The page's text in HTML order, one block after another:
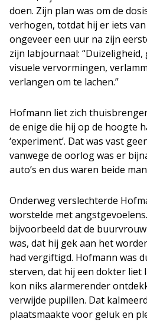
doen. Zijn plan was om de
verhogen, totdat hij er iets
ongeveer een uur na zijn
zijn labjournaal:
visuele vervormingen,
verlangen om te lachen.”
Hofmann liet zich
de enige die hij op de hoogte
‘experiment’. Dat was vast
vanwege de oorlog was er
auto’s en dus waren beide
Onderweg verslechterde
worstelde met
bijvoorbeeld dat de
was, dat hij gek aan het
had vergiftigd. Hofmann was
sterven, dat hij een dokter liet
kon niks alarmerender
verwijde pupillen. Dat
plaatsmaakte voor geluk en